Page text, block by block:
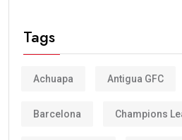
Tags
Achuapa Antigua GFC
Barcelona Champions